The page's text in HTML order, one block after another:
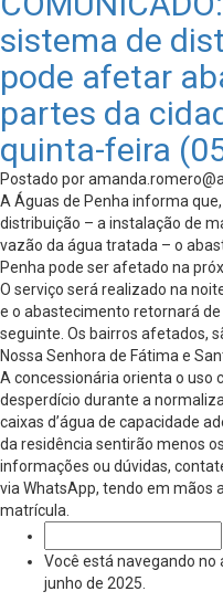
sistema de
pode afetar
partes da
quinta-feira
Postado por
A Águas de Penha informa
distribuição – a instalação de
vazão da água tratada – o
Penha pode ser afetado na
O serviço será realizado na
e o abastecimento retornará
seguinte. Os bairros afetados,
Nossa Senhora de Fátima e
A concessionária orienta o uso
desperdício durante a
caixas d’água de capacidade
da residência sentirão menos
informações ou dúvidas,
via WhatsApp, tendo em mãos
matrícula.
por:
Você está navegando no
junho de 2025.